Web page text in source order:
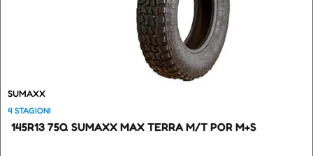
SUMAXX
4 STAGIONI
145R13 75Q SUMAXX MAX TERRA M/T POR M+S